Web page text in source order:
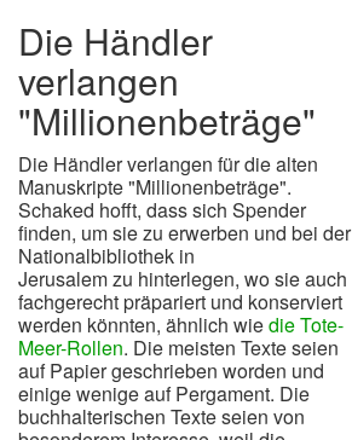
Die Händler
verlangen
"Millionenbeträge"
Die Händler verlangen für die alten
Manuskripte "Millionenbeträge".
Schaked hofft, dass sich Spender
finden, um sie zu erwerben und bei der
Nationalbibliothek in
Jerusalem zu hinterlegen, wo sie auch
fachgerecht präpariert und konserviert
werden könnten, ähnlich wiedie Tote-
Meer-Rollen. Die meisten Texte seien
auf Papier geschrieben worden und
einige wenige auf Pergament. Die
buchhalterischen Texte seien von